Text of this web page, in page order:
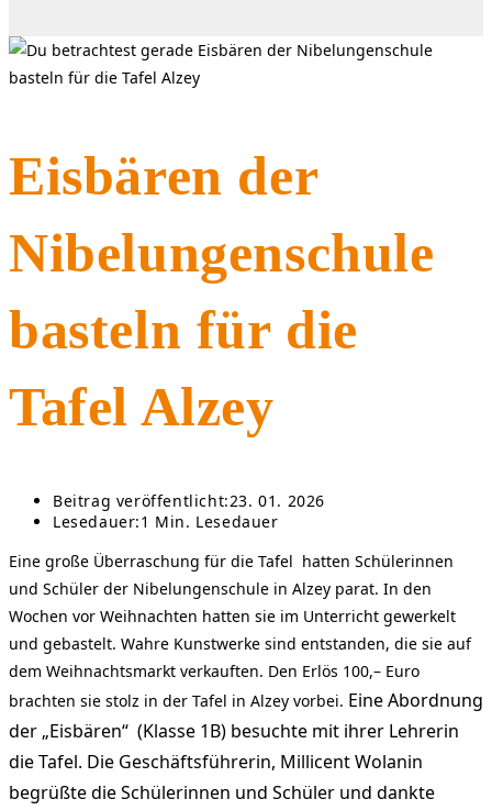
Eisbären der
Nibelungenschule
basteln für die
Tafel Alzey
Beitrag veröffentlicht:23. 01. 2026
Lesedauer:1 Min. Lesedauer
Eine große Überraschung für die Tafel hatten Schülerinnen
und Schüler der Nibelungenschule in Alzey parat. In den
Wochen vor Weihnachten hatten sie im Unterricht gewerkelt
und gebastelt. Wahre Kunstwerke sind entstanden, die sie auf
dem Weihnachtsmarkt verkauften. Den Erlös 100,– Euro
brachten sie stolz in der Tafel in Alzey vorbei. Eine Abordnung
der „Eisbären“ (Klasse 1B) besuchte mit ihrer Lehrerin
die Tafel. Die Geschäftsführerin, Millicent Wolanin
begrüßte die Schülerinnen und Schüler und dankte